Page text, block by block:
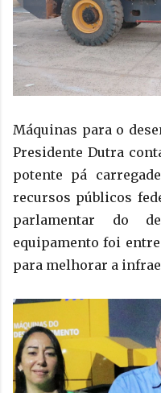
Máquinas para o
Presidente Dutra
potente pá
recursos públicos
parlamentar do
equipamento foi
para melhorar a